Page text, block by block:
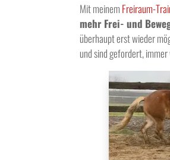
Mit meinem Freiraum-
mehr Frei- und
überhaupt erst wieder
und sind gefordert,